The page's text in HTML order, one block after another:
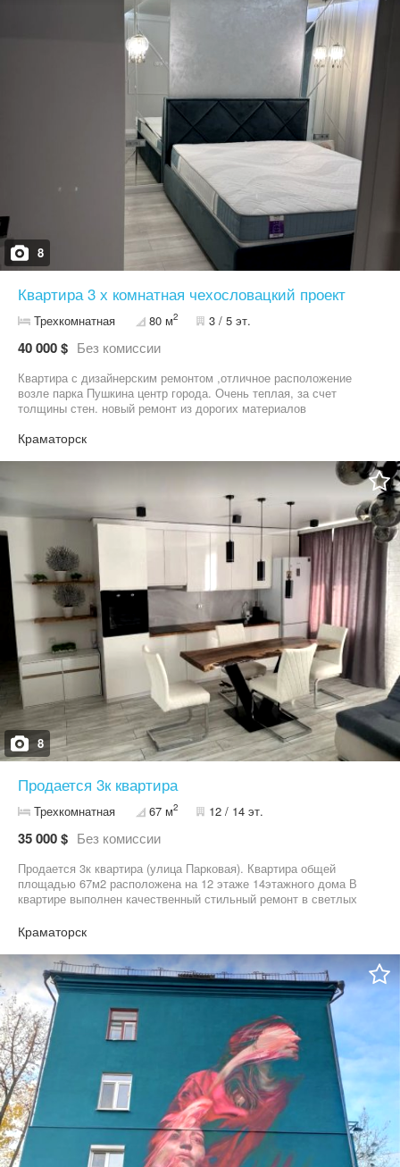
8
Квартира 3 х комнатная чехословацкий проект
Трехкомнатная 80 м2 3 / 5 эт.
40 000 $ Без комиссии
Квартира с дизайнерским ремонтом ,отличное расположение
возле парка Пушкина центр города. Очень теплая, за счет
толщины стен. новый ремонт из дорогих материалов
Краматорск
8
Продается 3к квартира
Трехкомнатная 67 м2 12 / 14 эт.
35 000 $ Без комиссии
Продается 3к квартира (улица Парковая). Квартира общей
площадью 67м2 расположена на 12 этаже 14этажного дома В
квартире выполнен качественный стильный ремонт в светлых
мебелью и техникой. Заходи и живи Отличное
месторасположение в пешей доступности вся развитая
инфраструктура Звоните для более детальной информации и
просмотра данной квартиры
Краматорск